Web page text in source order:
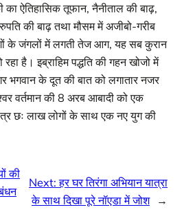
का ऐतिहासिक तूफान, नैनीताल की बाढ़,
की बाढ़ तथा मौसम में अजीबो-गरीब
के जंगलों में लगती तेज आग, यह सब कुरान
है। इब्राहिम पद्धति की गहन खोजो में
भगवान के दूत की बात को लगातार नजर
वर्तमान की 8 अरब आबादी को एक
छः लाख लोगों के साथ एक नए युग की
की
Next:हर घर तिरंगा अभियान यात्रा
के साथ दिखा पूरे नॉएडा में जोश
→